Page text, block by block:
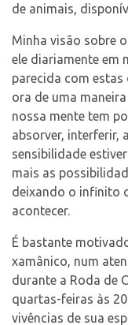
de animais,
Minha visão sobre
ele diariamente em
parecida com
ora de uma
nossa mente tem
absorver, interferir,
sensibilidade
mais as
deixando o infinito
acontecer.
É bastante
xamânico, num
durante a Roda de
quartas-feiras às
vivências de sua